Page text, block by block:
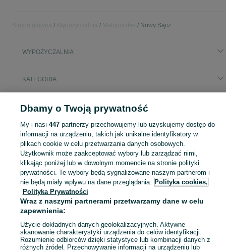
Nowy Sącz
WYPOŻYCZALNIA
KATEGORIA
bagażnik rowerowy na hak
Skorzystaj z największego serwisu ogłoszeniowego - Nowy Sącz i okolice! - kupuj lub sprzedawaj jeszcze wygodniej w kategorii Wypożyczalnia!
Mapa kategorii
Mapa miejscowości
Mapa ministron
Popularne wyszukiwania
Dbamy o Twoją prywatność
My i nasi 447partnerzy przechowujemy lub uzyskujemy dostęp do
informacji na urządzeniu, takich jak unikalne identyfikatory w
plikach cookie w celu przetwarzania danych osobowych.
Użytkownik może zaakceptować wybory lub zarządzać nimi,
klikając poniżej lub w dowolnym momencie na stronie polityki
prywatności. Te wybory będą sygnalizowane naszym partnerom i
nie będą miały wpływu na dane przeglądania. Polityka cookies,
Polityka Prywatności
Wraz z naszymi partnerami przetwarzamy dane w celu
zapewnienia:
Użycie dokładnych danych geolokalizacyjnych. Aktywne
skanowanie charakterystyki urządzenia do celów identyfikacji.
Rozumienie odbiorców dzięki statystyce lub kombinacji danych z
różnych źródeł. Przechowywanie informacji na urządzeniu lub